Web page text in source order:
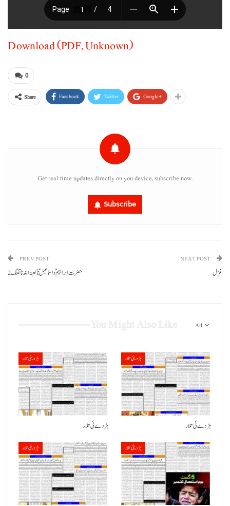
Download (PDF, Unknown)
0
Share Facebook Twitter Google+
Get real time updates directly on you device, subscribe now.
Subscribe
PREV POST
حضرت ابراہیم ؑ و اسماعیل ؑ نا کعبۃ اللہ نا تفنگ 2
NEXT POST
غزل
All
ہڑدیئی تلار
ہڑدے ئی تلار
ہڑدیئی تلار
ہڑدے ئی تلار
ہڑدیئی تلار ہڑدیئی تلار